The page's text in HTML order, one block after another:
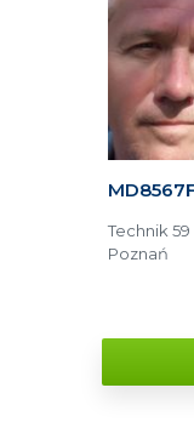
Technik 59
Poznań